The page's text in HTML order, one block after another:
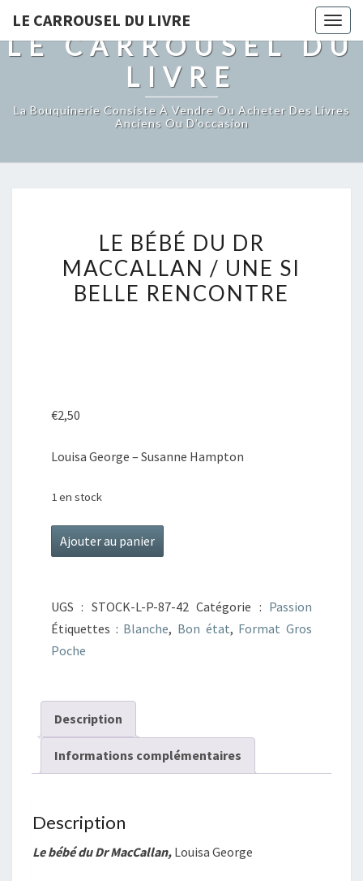
LE CARROUSEL DU LIVRE
LE CARROUSEL DU
LIVRE
La Bouquinerie Consiste À Vendre Ou Acheter Des Livres
Anciens Ou D’occasion
BÉBÉ
DU
DR
LE BÉBÉ DU DR
MACCALLAN / UNE SI
BELLE RENCONTRE
€2,50
Louisa George – Susanne Hampton
1 en stock
quantité
de
bébé
du
Dr
si
belle
rencontre
Ajouter au panier
UGS : STOCK-L-P-87-42 Catégorie : Passion
Étiquettes : Blanche, Bon état, Format Gros
Poche
Description
Informations complémentaires
Description
Le bébé du Dr MacCallan, Louisa George